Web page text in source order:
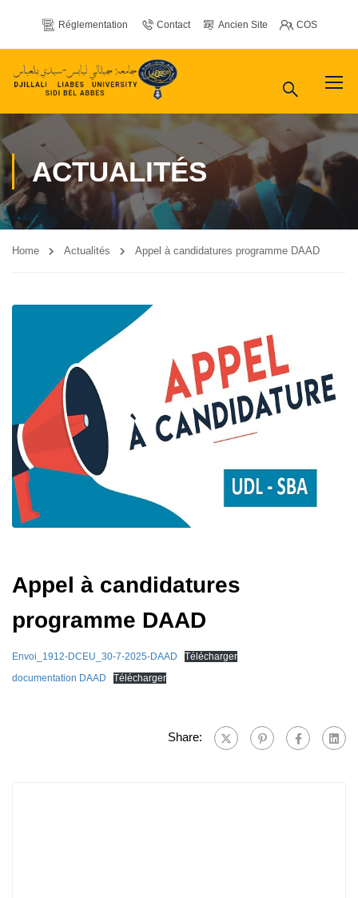
Réglementation Contact Ancien Site COS
ACTUALITÉS
Home Actualités Appel à candidatures programme DAAD
Appel à candidatures
programme DAAD
Envoi_1912-DCEU_30-7-2025-DAAD
Télécharger
documentation DAAD
Télécharger
Share: